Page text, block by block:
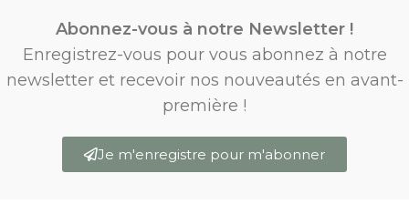
Abonnez-vous à notre Newsletter !
Enregistrez-vous pour vous abonnez à notre
newsletter et recevoir nos nouveautés en avant-
première !
Je m'enregistre pour m'abonner